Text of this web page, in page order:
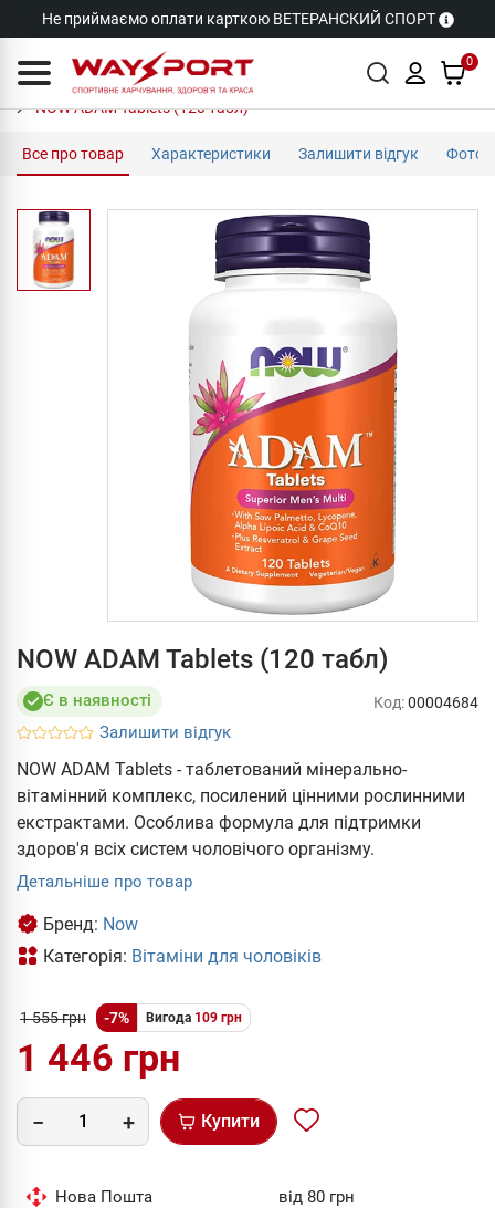
Не приймаємо оплати карткою ВЕТЕРАНСКИЙ СПОРТ
0
NOW ADAM Tablets (120 табл)
Все про товар Характеристики Залишити відгук Фото
NOW ADAM Tablets (120 табл)
Є в наявності
Залишити відгук
Код:00004684
NOW ADAM Tablets - таблетований мінерально-
вітамінний комплекс, посилений цінними рослинними
екстрактами. Особлива формула для підтримки
здоров'я всіх систем чоловічого організму.
Детальніше про товар
Бренд: Now
Категорія: Вітаміни для чоловіків
1 555 грн -7% Вигода 109 грн
1 446 грн
Купити
Нова Пошта від 80 грн